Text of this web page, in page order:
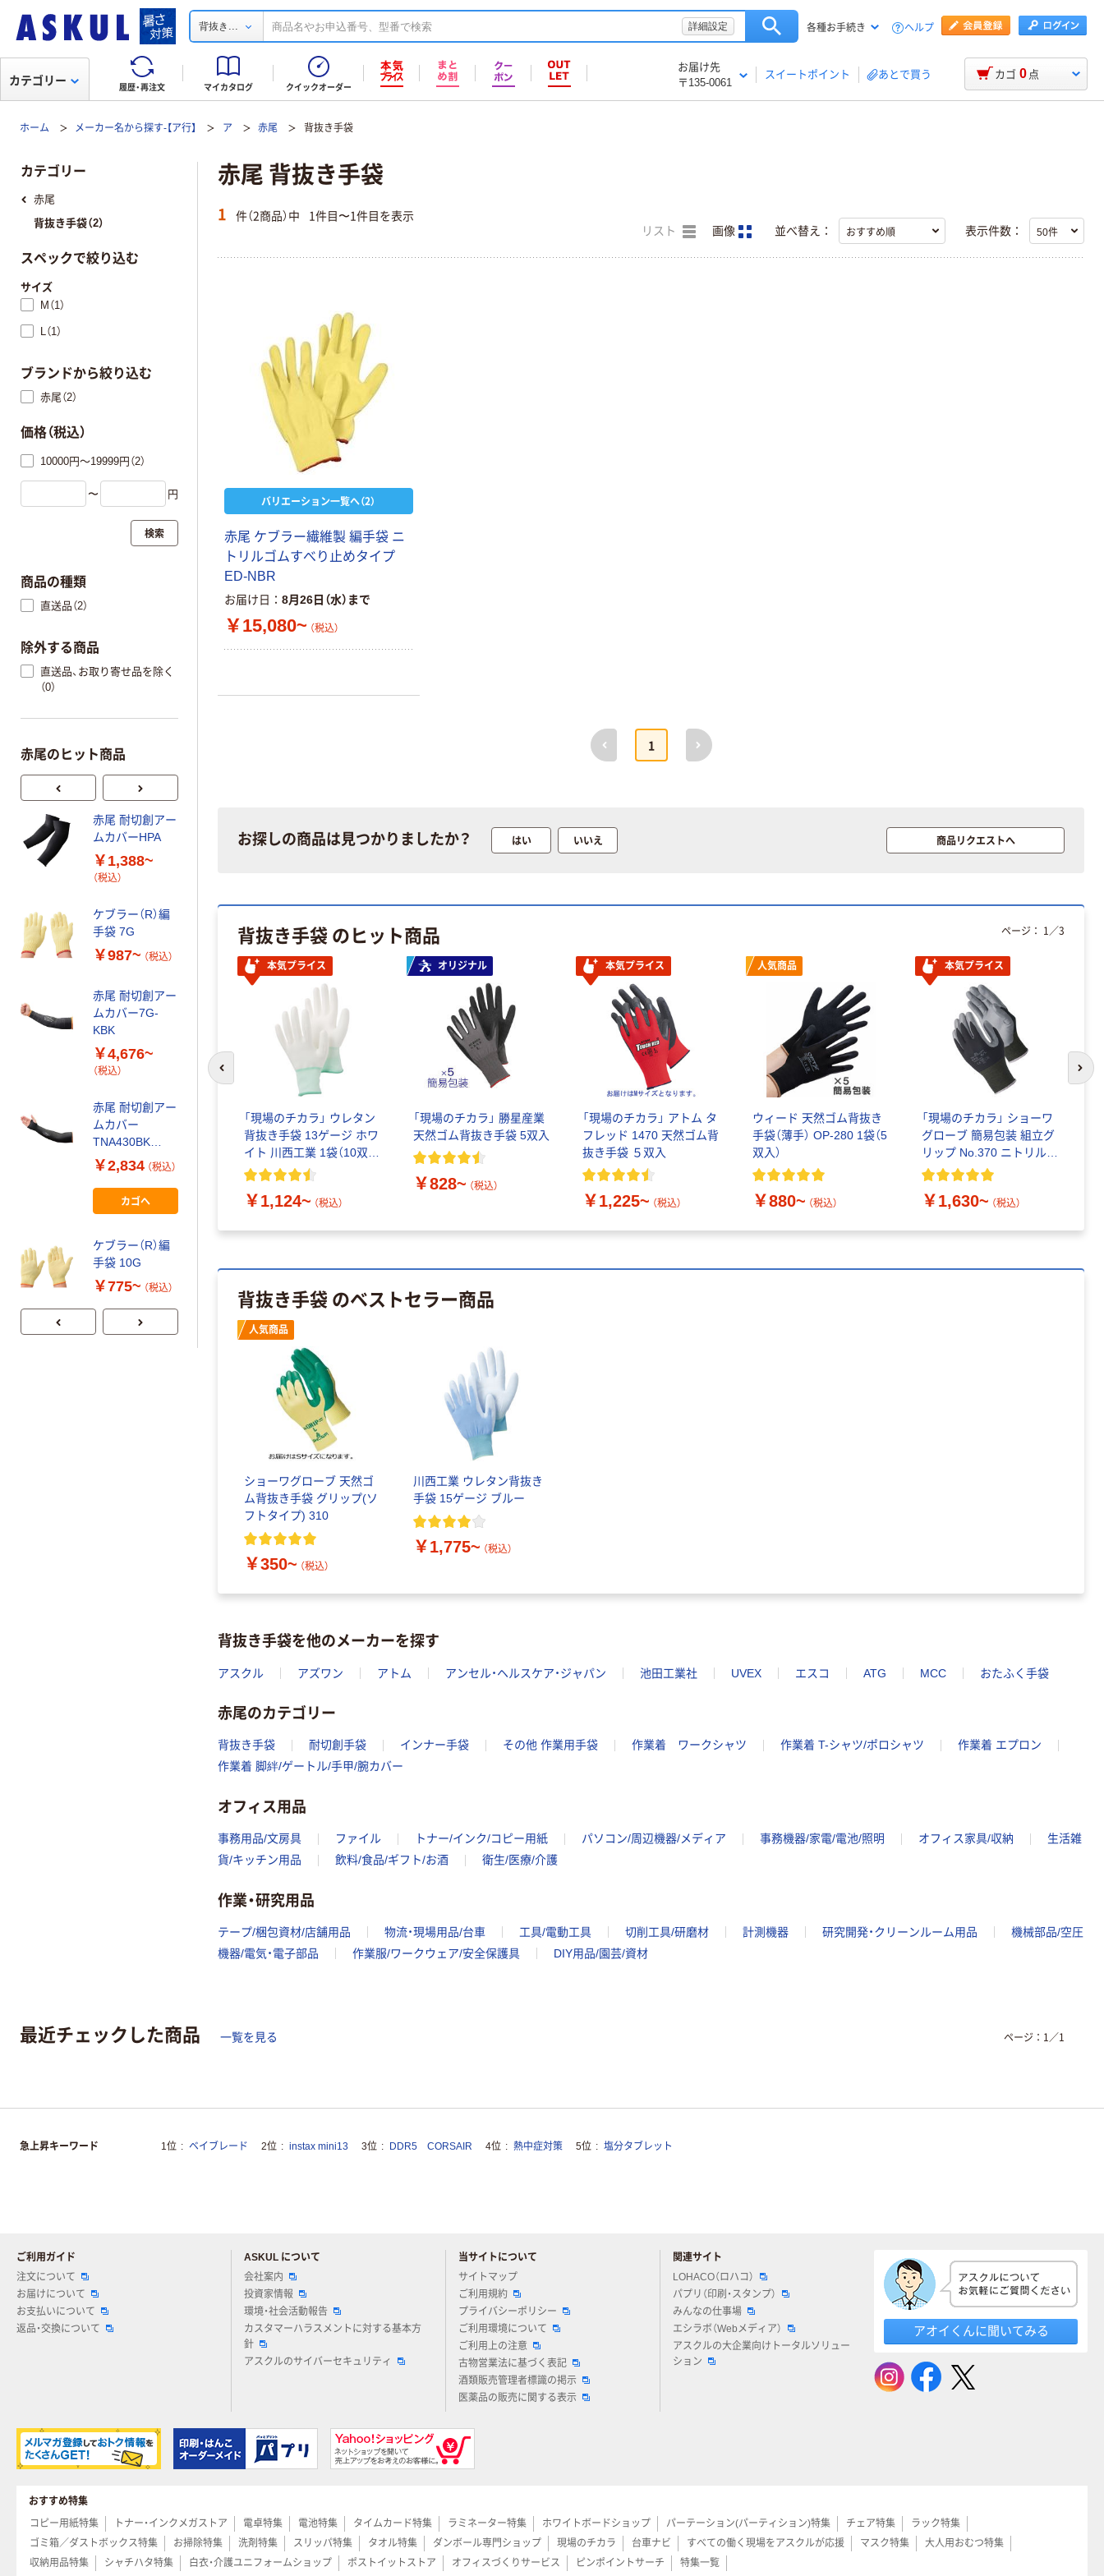
背抜き ... 詳細設定 各種お手続き ヘルプ
履歴・再注文 マイカタログ クイックオーダー
お届け先
〒135-0061
スイートポイント あとで買う
カテゴリー カゴ 0 点
ホーム メーカー名から探す-【ア行】 ア 赤尾 背抜き手袋
赤尾 背抜き手袋
1 件（2商品）中 1件目〜1件目を表示
リスト 画像 並べ替え： 表示件数：
バリエーション一覧へ（2）
赤尾 ケブラー繊維製 編手袋 ニ
トリルゴムすべり止めタイプ
ED-NBR
お届け日 8月26日（水）まで
￥15,080~ （税込）
前へ
1
次へ
お探しの商品は見つかりましたか？ はい いいえ 商品リクエストへ
背抜き手袋 のヒット商品
レタン
ブラ
ショーワグローブ マイク
ログリップ No.381 ニトリ
￥416~ （税込）
本気プライス
「現場のチカラ」 ウレタン
背抜き手袋 13ゲージ ホワ
イト 川西工業 1袋（10双
入）
￥1,124~ （税込）
オリジナル
「現場のチカラ」 勝星産業
天然ゴム背抜き手袋 5双入
￥828~ （税込）
本気プライス
「現場のチカラ」 アトム タ
フレッド 1470 天然ゴム背
抜き手袋 ５双入
￥1,225~ （税込）
人気商品
ウィード 天然ゴム背抜き
手袋（薄手） OP-280 1袋（5
双入）
￥880~ （税込）
本気プライス
「現場のチカラ」 ショーワ
グローブ 簡易包装 組立グ
リップ No.370 ニトリルゴ
ム背抜き手袋 ５双入
￥1,630~ （税込）
ページ： 1 ／3
次
背抜き手袋 のベストセラー商品
人気商品
ショーワグローブ 天然ゴ
ム背抜き手袋 グリップ(ソ
フトタイプ) 310
￥350~ （税込）
川西工業 ウレタン背抜き
手袋 15ゲージ ブルー
￥1,775~ （税込）
背抜き手袋を他のメーカーを探す
アスクル アズワン アトム アンセル・ヘルスケア・ジャパン 池田工業社 UVEX エスコ ATG MCC おたふく手袋
赤尾のカテゴリー
背抜き手袋 耐切創手袋 インナー手袋 その他 作業用手袋 作業着 ワークシャツ 作業着 T-シャツ/ポロシャツ
作業着 エプロン
作業着 脚絆/ゲートル/手甲/腕カバー
オフィス用品
事務用品/文房具 ファイル トナー/インク/コピー用紙 パソコン/周辺機器/メディア 事務機器/家電/電池/照明 オフィス家具/収納
生活雑
貨/キッチン用品
飲料/食品/ギフト/お酒 衛生/医療/介護
作業・研究用品
テープ/梱包資材/店舗用品 物流・現場用品/台車 工具/電動工具 切削工具/研磨材 計測機器 研究開発・クリーンルーム用品
機械部品/空圧
機器/電気・電子部品
作業服/ワークウェア/安全保護具 DIY用品/園芸/資材
カテゴリー
赤尾
背抜き手袋（2）
スペックで絞り込む
サイズ
M（1）
L（1）
ブランドから絞り込む
赤尾（2）
価格（税込）
10000円～19999円（2）
〜 円
検索
商品の種類
直送品（2）
除外する商品
直送品、お取り寄せ品を除く
（0）
赤尾のヒット商品
赤尾 耐切創アー
ムカバーHPA
￥1,388~
（税込）
ケブラー（R）編
手袋 7G
￥987~ （税込）
赤尾 耐切創アー
ムカバー7G-
KBK
￥4,676~
（税込）
赤尾 耐切創アー
ムカバー
TNA430BK
920404 1双
336-8196（直送
品）
￥2,834 （税込）
カゴへ
ケブラー（R）編
手袋 10G
￥775~ （税込）
維製 薄手手袋
1セット(10双)
赤尾 耐切創アー
ムカバー
￥2,114~
（税込）
赤尾 耐切創アー
ムカバー TNA
64-8730
￥2,258~
（税込）
ポーター AKV-
WB7G
AKV7G
￥880~
維製 手袋 袖長
タイプ フリーサ
送品）
赤尾 ケブラー繊
維製 薄手手袋
表綿タイプ フリ
ーサイズ 10G-
KC23 1セット
(10双)（直送品）
￥4,520 （税込）
カゴへ
SCS
￥6,306~
（税込）
サイズ 7G-シリ
コンP 1セット
(10双)（直送品）
カゴへ
赤尾 ケブラー手
袋SD15―TGす
べり止め付 M
900593 1双
572-6478（直送
品）
￥1,114 （税込）
カゴへ
送品）
赤尾 ケブラー
SD15G-1
￥9,680~
（税込）
赤尾 ケブラー
(R)編手袋
AKV7G―M
347-9466（直送
品）
￥987 （税込）
カゴへ
袋 フリーサイズ
（税込）
赤尾 耐切創アー
ムカバー7G-
KBK
￥4,676~
（税込）
ムカバー
TNA430BK
336-8196（直送
￥2,834
カゴへ
最近チェックした商品 一覧を見る ページ： 1 ／1
急上昇キーワード 1位 ベイブレード 2位 instax mini13 3位 DDR5 CORSAIR 4位 熱中症対策 5位 塩分タブレット
ご利用ガイド
注文について
お届けについて
お支払いについて
返品・交換について
ASKUL について
会社案内
投資家情報
環境・社会活動報告
カスタマーハラスメントに対する基本方
針
アスクルのサイバーセキュリティ
当サイトについて
サイトマップ
ご利用規約
プライバシーポリシー
ご利用環境について
ご利用上の注意
古物営業法に基づく表記
酒類販売管理者標識の掲示
医薬品の販売に関する表示
関連サイト
LOHACO（ロハコ）
パプリ（印刷・スタンプ）
みんなの仕事場
エシラボ（Webメディア）
アスクルの大企業向けトータルソリュー
ション
アオイくんに聞いてみる
おすすめ特集
コピー用紙特集
トナー・インクメガストア 電卓特集 電池特集 タイムカード特集 ラミネーター特集 ホワイトボードショップ パーテーション(パーティション)特集 チェア特集
ラック特集
ゴミ箱／ダストボックス特集
お掃除特集 洗剤特集 スリッパ特集 タオル特集 ダンボール専門ショップ 現場のチカラ 台車ナビ すべての働く現場をアスクルが応援 マスク特集
大人用おむつ特集
収納用品特集
シャチハタ特集 白衣・介護ユニフォームショップ ポストイットストア オフィスづくりサービス ピンポイントサーチ 特集一覧